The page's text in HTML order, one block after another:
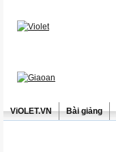
ViOLET.VN Bài giảng